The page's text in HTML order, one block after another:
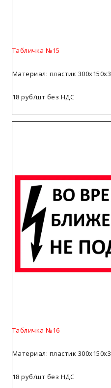
Табличка №15
Материал: пластик 300х150х3
18 руб/шт без НДС
Табличка №16
Материал: пластик 300х150х3
18 руб/шт без НДС